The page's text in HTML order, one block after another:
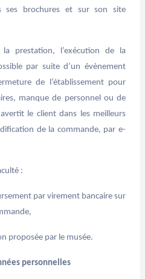
ses brochures et sur son site
prestation, l’exécution de la
par suite d’un évènement
de l’établissement pour
manque de personnel ou de
le client dans les meilleurs
de la commande, par e-
:
par virement bancaire sur
proposée par le musée.
personnelles